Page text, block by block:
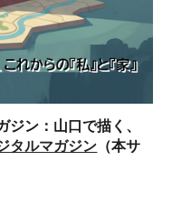
ジン：山口で描く、
タルマガジン （本サ